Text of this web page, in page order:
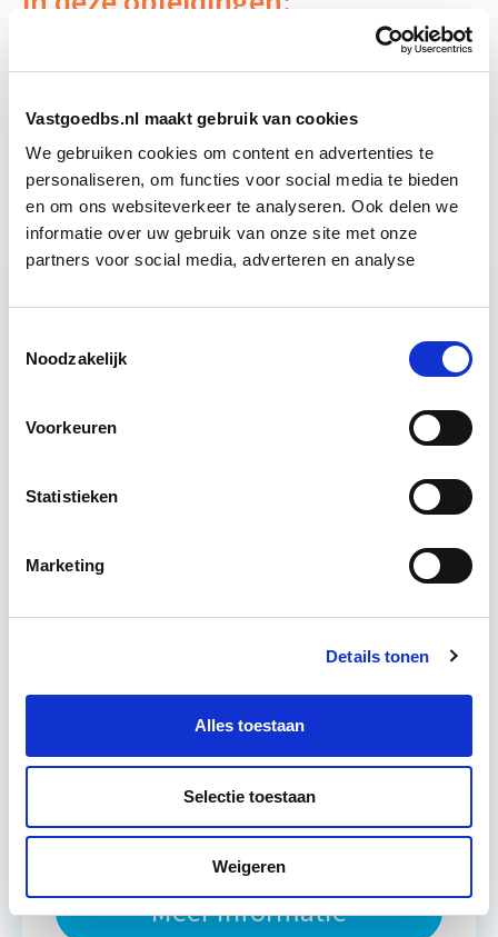
Vastgoedbs.nl maakt gebruik van cookies
We gebruiken cookies om content en advertenties te
personaliseren, om functies voor social media te bieden
en om ons websiteverkeer te analyseren. Ook delen we
informatie over uw gebruik van onze site met onze
partners voor social media, adverteren en analyse
Noodzakelijk
Voorkeuren
Statistieken
Marketing
Details tonen
Alles toestaan
Selectie toestaan
Weigeren
Vastgoedmanagement Start wo 16 sep
Vastgoedmarkt & Trends
Ontwikkelingen op de vastgoedmarkt zijn
Utrecht
4 uur per week
Meer informatie